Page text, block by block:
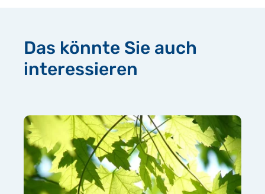
Das könnte Sie auch
interessieren